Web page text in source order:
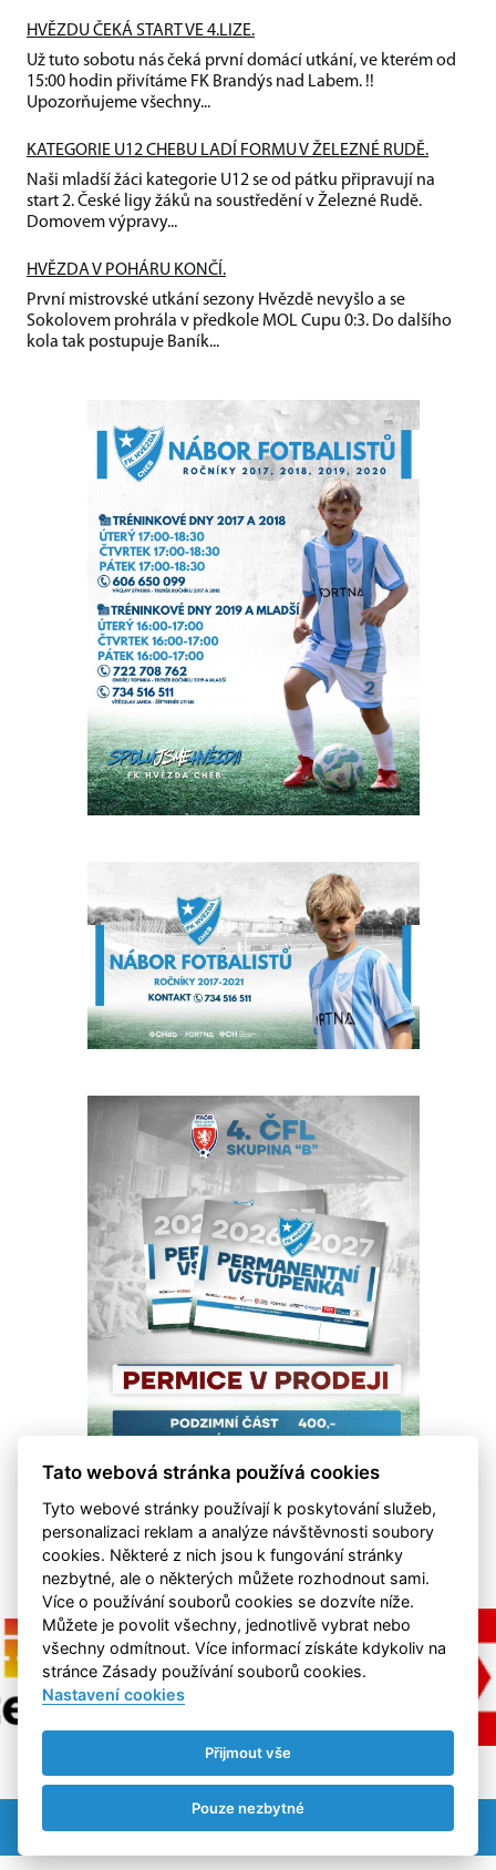
HVĚZDU ČEKÁ START VE 4.LIZE.
Už tuto sobotu nás čeká první domácí utkání, ve kterém od
15:00 hodin přivítáme FK Brandýs nad Labem. !!
Upozorňujeme všechny...
KATEGORIE U12 CHEBU LADÍ FORMU V ŽELEZNÉ RUDĚ.
Naši mladší žáci kategorie U12 se od pátku připravují na
start 2. České ligy žáků na soustředění v Železné Rudě.
Domovem výpravy...
HVĚZDA V POHÁRU KONČÍ.
První mistrovské utkání sezony Hvězdě nevyšlo a se
Sokolovem prohrála v předkole MOL Cupu 0:3. Do dalšího
kola tak postupuje Baník...
Tato webová stránka používá cookies
Tyto webové stránky používají k poskytování služeb,
personalizaci reklam a analýze návštěvnosti soubory
cookies. Některé z nich jsou k fungování stránky
nezbytné, ale o některých můžete rozhodnout sami.
Více o používání souborů cookies se dozvíte níže.
Můžete je povolit všechny, jednotlivě vybrat nebo
všechny odmítnout. Více informací získáte kdykoliv na
stránce Zásady používání souborů cookies.
Nastavení cookies
Přijmout vše
Pouze nezbytné